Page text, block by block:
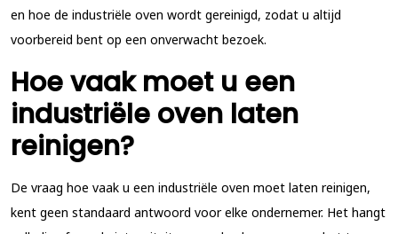
en hoe de industriële oven wordt gereinigd, zodat u altijd
voorbereid bent op een onverwacht bezoek.
Hoe vaak moet u een
industriële oven laten
reinigen?
De vraag hoe vaak u een industriële oven moet laten reinigen,
kent geen standaard antwoord voor elke ondernemer. Het hangt